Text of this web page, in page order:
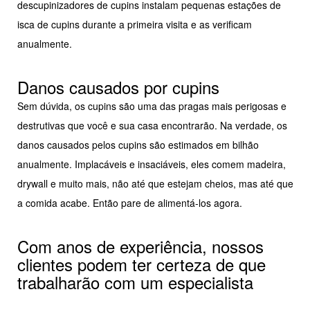
descupinizadores de cupins instalam pequenas estações de
isca de cupins durante a primeira visita e as verificam
anualmente.
Danos causados por cupins
Sem dúvida, os cupins são uma das pragas mais perigosas e
destrutivas que você e sua casa encontrarão. Na verdade, os
danos causados pelos cupins são estimados em bilhão
anualmente. Implacáveis e insaciáveis, eles comem madeira,
drywall e muito mais, não até que estejam cheios, mas até que
a comida acabe. Então pare de alimentá-los agora.
Com anos de experiência, nossos
clientes podem ter certeza de que
trabalharão com um especialista